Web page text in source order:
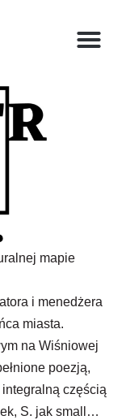
mapie
i menedżera
miasta.
na Wiśniowej
poezją,
częścią
S. jak small…